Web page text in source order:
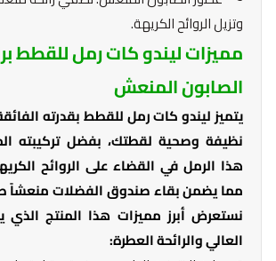
وتزيل الروائح الكريهة.
مميزات ليندو كات رمل للقطط
الصابون المنعش
يتميز ليندو كات رمل للقطط بقدرته
نظيفة وصحية لقطتك، بفضل تركيبته
هذا الرمل في القضاء على الروائح
مما يضمن بقاء صندوق الفضلات منعشاً
نستعرض أبرز مميزات هذا المنتج الذي
العالي والرائحة العطرة: